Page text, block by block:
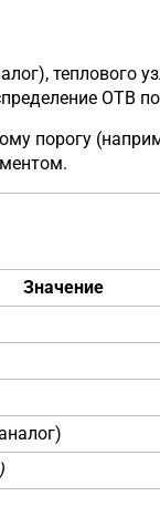
теплового
ОТВ
порогу
Значение